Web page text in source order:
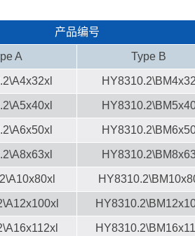
产品编号
A Type B